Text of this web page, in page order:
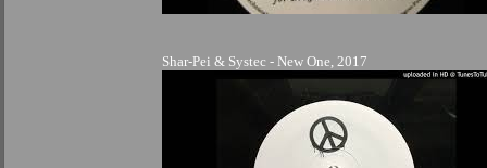
Shar​-​Pei & Systec - New One, 2017